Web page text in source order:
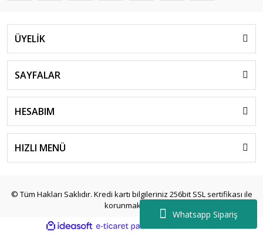
Whatsapp Sipariş
ÜYELİK
SAYFALAR
HESABIM
HIZLI MENÜ
© Tüm Hakları Saklıdır. Kredi kartı bilgileriniz 256bit SSL sertifikası ile
korunmaktadır.
ideasoft